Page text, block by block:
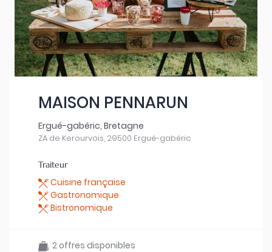
MAISON PENNARUN
Ergué-gabéric, Bretagne
ZA de Kerourvois, 29500 Ergué-gabéric
Traiteur
Cuisine française
Gastronomique
Bistronomique
2 offres disponibles